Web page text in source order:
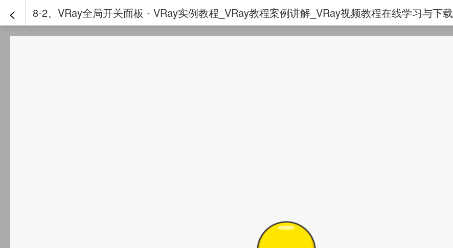
< 8-2、VRay全局开关面板 - VRay实例教程_VRay教程案例讲解_VRay视频教程在线学习与下载